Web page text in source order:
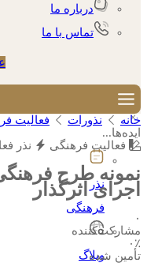
درباره ما
تماس با ما
×
نذر
فرهنگی
وبلاگ
خانه نذورات فعالیت
ایده‌ها...
فعالیت فرهنگی
نذر
نمونه طرح
اجرای اثرگذار
۰
مشارکت‌کننده
۰٪
تأمین شده